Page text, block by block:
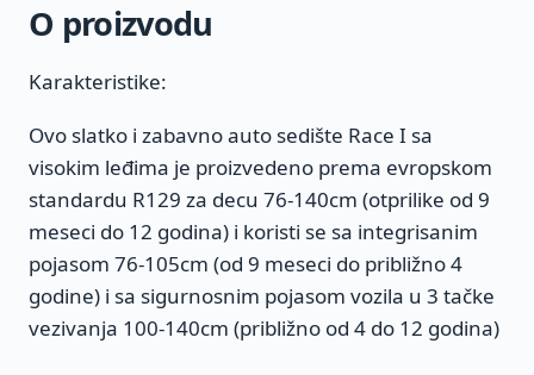
O proizvodu
Karakteristike:
Ovo slatko i zabavno auto sedište Race I sa
visokim leđima je proizvedeno prema evropskom
standardu R129 za decu 76-140cm (otprilike od 9
meseci do 12 godina) i koristi se sa integrisanim
pojasom 76-105cm (od 9 meseci do približno 4
godine) i sa sigurnosnim pojasom vozila u 3 tačke
vezivanja 100-140cm (približno od 4 do 12 godina)